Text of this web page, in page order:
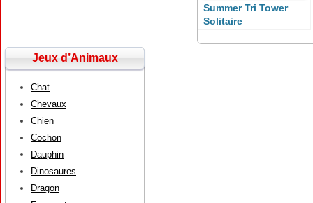
Summer Tri Tower
Solitaire
Jeux d’Animaux
Chat
Chevaux
Chien
Cochon
Dauphin
Dinosaures
Dragon